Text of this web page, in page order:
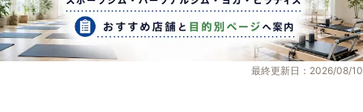
最終更新日：2026/08/10